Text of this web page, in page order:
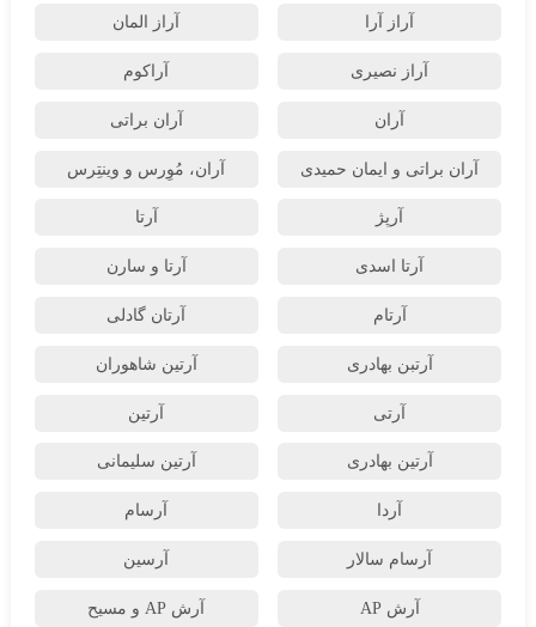
آراز آرا آراز المان
آراز نصیری آراکوم
آران آران براتی
آران براتی و ایمان حمیدی آران، مُوِرس و وینتِرس
آرپژ آرتا
آرتا اسدی آرتا و سارن
آرتام آرتان گادلی
آرتبن بهادری آرتين شاهوران
آرتی آرتین
آرتین بهادری آرتین سلیمانی
آردا آرسام
آرسام سالار آرسین
آرش AP آرش AP و مسیح